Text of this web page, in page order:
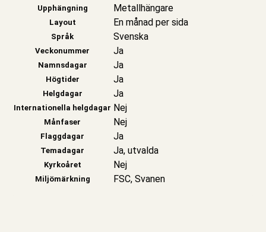
Upphängning Metallhängare
Layout En månad per sida
Språk Svenska
Veckonummer Ja
Namnsdagar Ja
Högtider Ja
Helgdagar Ja
Internationella helgdagar Nej
Månfaser Nej
Flaggdagar Ja
Temadagar Ja, utvalda
Kyrkoåret Nej
Miljömärkning FSC, Svanen